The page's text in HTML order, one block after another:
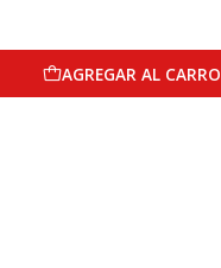
AGREGAR AL CARRO